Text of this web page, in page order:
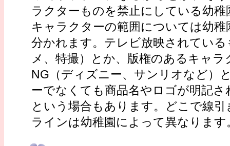
ラクターものを禁止にしている幼
キャラクターの範囲については幼
分かれます。テレビ放映されてい
メ、特撮）とか、版権のあるキャラ
NG（ディズニー、サンリオなど）
ーでなくても商品名やロゴが明記
という場合もあります。どこで線
ラインは幼稚園によって異なります